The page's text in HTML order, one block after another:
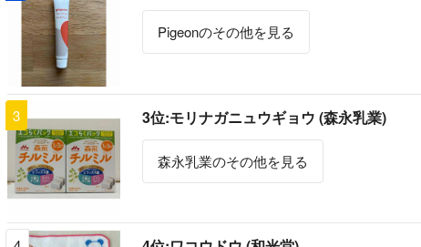
Pigeonのその他を見る
3 3位:モリナガニュウギョウ (森永乳業)
森永乳業のその他を見る